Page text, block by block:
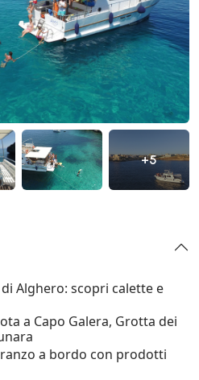
+5
Alghero: scopri calette e
a Capo Galera, Grotta dei
a bordo con prodotti